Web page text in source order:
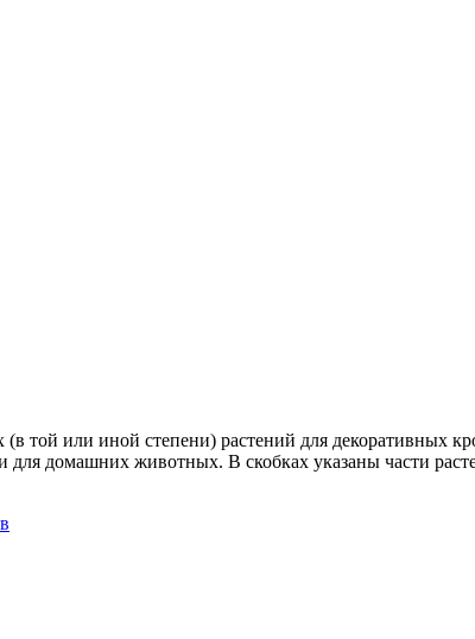
или иной степени) растений для декоративных
домашних животных. В скобках указаны части